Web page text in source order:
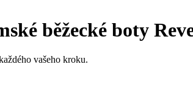
běžecké boty
vašeho kroku.